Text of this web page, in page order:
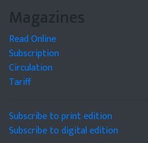
Magazines
Read Online
Subscription
Circulation
Tariff
Subscribe to print edition
Subscribe to digital edition